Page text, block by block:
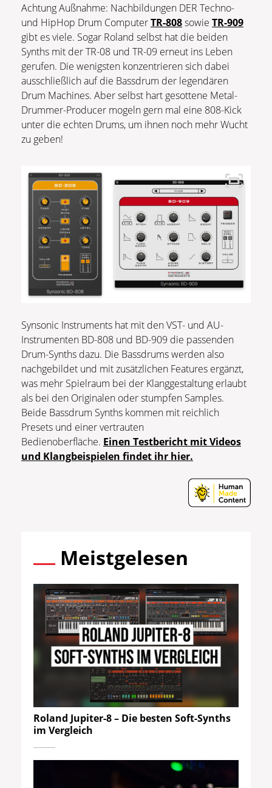
Achtung Außnahme: Nachbildungen DER Techno-
und HipHop Drum ComputerTR-808sowie TR-909
gibt es viele. Sogar Roland selbst hat die beiden
Synths mit der TR-08 und TR-09 erneut ins Leben
gerufen. Die wenigsten konzentrieren sich dabei
ausschließlich auf die Bassdrum der legendären
Drum Machines. Aber selbst hart gesottene Metal-
Drummer-Producer mogeln gern mal eine 808-Kick
unter die echten Drums, um ihnen noch mehr Wucht
zu geben!
Synsonic Instruments hat mit den VST- und AU-
Instrumenten BD-808 und BD-909 die passenden
Drum-Synths dazu. Die Bassdrums werden also
nachgebildet und mit zusätzlichen Features ergänzt,
was mehr Spielraum bei der Klanggestaltung erlaubt
als bei den Originalen oder stumpfen Samples.
Beide Bassdrum Synths kommen mit reichlich
Presets und einer vertrauten
Bedienoberfläche. Einen Testbericht mit Videos
und Klangbeispielen findet ihr hier.
Meistgelesen
Roland Jupiter-8 – Die besten Soft-Synths
im Vergleich